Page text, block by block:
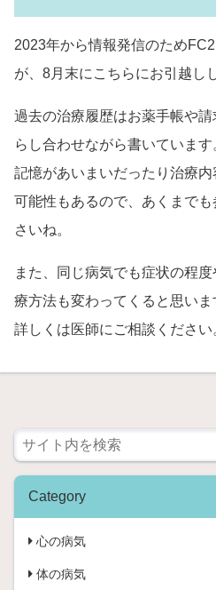
2023年から情報発信のため
が、8月末にこちらにお引越し
過去の治療履歴はお薬手帳や
らし合わせながら書いています
記憶があいまいだったり治療
可能性もあるので、あくまで
さいね。
また、同じ病気でも症状の程
療方法も変わってくると思いま
詳しくは医師にご相談ください
Category
心の病気
体の病気